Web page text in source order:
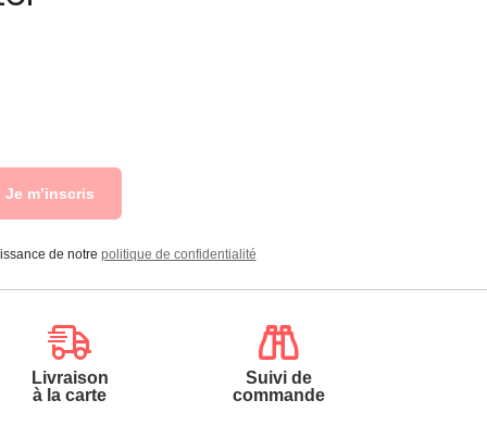
Je m’inscris
de notre politique de confidentialité
Livraison
à la carte
Suivi de
commande